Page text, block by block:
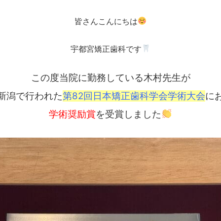
皆さんこんにちは
宇都宮矯正歯科です
この度当院に勤務している木村先生が
潟で行われた第82回日本矯正歯科学会学術大会に
学術奨励賞を受賞しました